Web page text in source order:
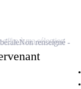
Non renseigné
offre à ma sélection